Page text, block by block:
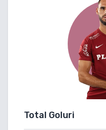
Total Goluri